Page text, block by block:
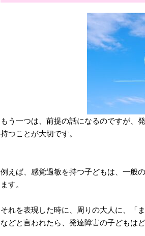
もう一つは、前提の話になるのですが、
持つことが大切です。
例えば、感覚過敏を持つ子どもは、一般
ます。
それを表現した時に、周りの大人に、「
などと言われたら、発達障害の子どもは